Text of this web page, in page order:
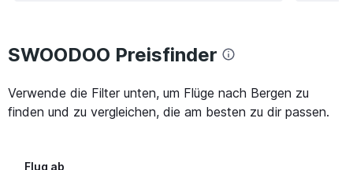
SWOODOO Preisfinder
Verwende die Filter unten, um Flüge nach Bergen zu
finden und zu vergleichen, die am besten zu dir passen.
Flug ab